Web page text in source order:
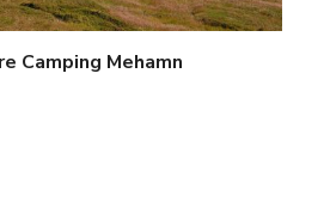
Camping Mehamn